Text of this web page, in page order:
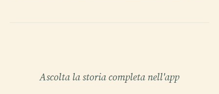
Ascolta la storia completa nell'app